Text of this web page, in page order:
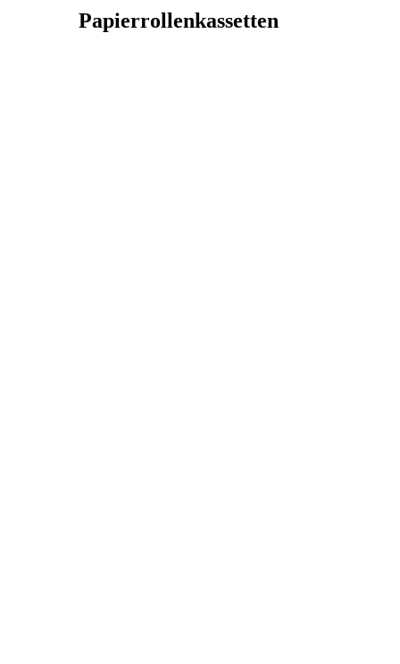
Papierrollenkassetten